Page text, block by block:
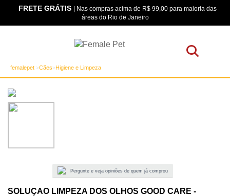
FRETE GRÁTIS| Nas compras acima de R$ 99,00 para maioria das
áreas do Rio de Janeiro
femalepet Cães Higiene e Limpeza
Pergunte e veja opiniões de quem já comprou
SOLUÇAO LIMPEZA DOS OLHOS GOOD CARE -